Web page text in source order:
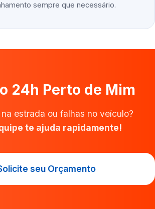
sempre que necessário.
24h Perto de Mim
estrada ou falhas no veículo?
te ajuda rapidamente!
seu Orçamento